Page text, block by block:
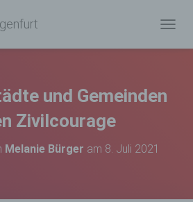
A
und Gemeinden
Zivilcourage
Melanie Bürger am 8. Juli 2021